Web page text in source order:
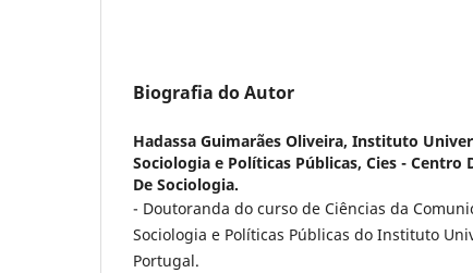
Biografia do Autor
Hadassa Guimarães Oliveira, Instituto
Sociologia e Políticas Públicas, Cies - Centro
De Sociologia.
- Doutoranda do curso de Ciências da
Sociologia e Políticas Públicas do Instituto
Portugal.